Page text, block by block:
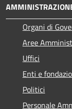
Organi di
Aree
Uffici
Enti e
Politici
Personale